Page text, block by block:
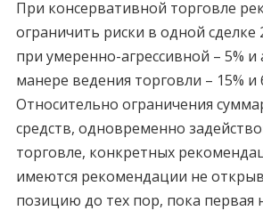
При консервативной торговле
ограничить риски в одной сделке
при умеренно-агрессивной – 5% и
манере ведения торговли – 15% и
Относительно ограничения
средств, одновременно
торговле, конкретных
имеются рекомендации не
позицию до тех пор, пока первая